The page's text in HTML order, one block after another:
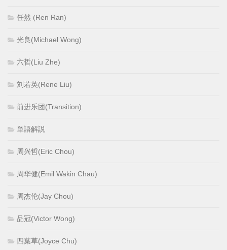
任然 (Ren Ran)
光良(Michael Wong)
六哲(Liu Zhe)
刘若英(Rene Liu)
前进乐团(Transition)
単語解説
周兴哲(Eric Chou)
周华健(Emil Wakin Chau)
周杰伦(Jay Chou)
品冠(Victor Wong)
四葉草(Joyce Chu)